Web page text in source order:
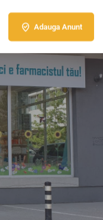
Adauga Anunt